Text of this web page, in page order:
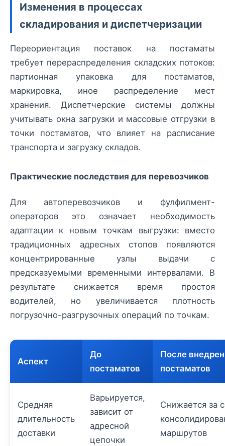
Изменения в процессах
складирования и диспетчеризации
Переориентация поставок на постаматы
требует перераспределения складских потоков:
партионная упаковка для постаматов,
маркировка, иное распределение мест
хранения. Диспетчерские системы должны
учитывать окна загрузки и массовые отгрузки в
точки постаматов, что влияет на расписание
транспорта и загрузку складов.
Практические последствия для перевозчиков
Для автоперевозчиков и фулфилмент-
операторов это означает необходимость
адаптации к новым точкам выгрузки: вместо
традиционных адресных стопов появляются
концентрированные узлы выдачи с
предсказуемыми временными интервалами. В
результате снижается время простоя
водителей, но увеличивается плотность
погрузочно-разгрузочных операций по точкам.
Аспект
До
постаматов
После
постаматов
Средняя
длительность
доставки
Варьируется,
зависит от
адресной
цепочки
Снижается за
маршрутов